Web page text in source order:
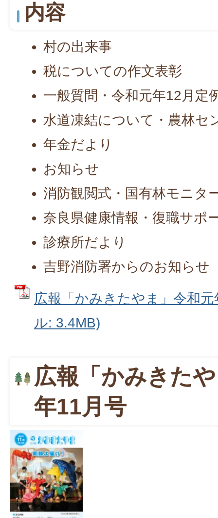
内容
村の出来事
税についての作文表彰
一般質問・令和元年12月定
水道凍結について・農林セ
年金だより
お知らせ
消防観閲式・国有林モニタ
奈良県健康情報・復職サポ
診療所だより
吉野消防署からのお知らせ
広報「かみきたやま」令和
ル: 3.4MB)
広報「かみきた
年11月号